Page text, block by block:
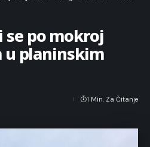
se po mokroj
u planinskim
1 Min. Za Čitanje